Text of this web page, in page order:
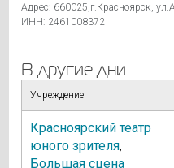
Адрес: 660025,г.Красноярск,
ИНН: 2461008372
В другие дни
Учреждение
Красноярский театр
юного зрителя,
Большая сцена